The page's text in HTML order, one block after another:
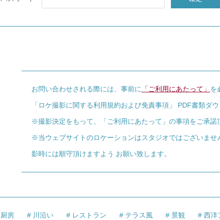
お問い合わせされる際には、事前に 「ご利用にあたって」 を
「ロケ撮影に関する利用規約および免責事項」 PDF書類ダ
※撮影決定をもって、「ご利用にあたって」の事項をご承諾
※当ウェブサイトのロケーションはスタジオではございま
影時には順守頂けますよう お願い致します。
厨房 川沿い レストラン テラス風 景観 西洋